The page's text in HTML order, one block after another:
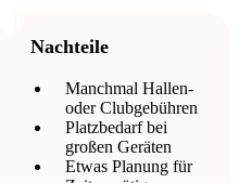
Nachteile
Manchmal Hallen-
oder Clubgebühren
Platzbedarf bei
großen Geräten
Etwas Planung für